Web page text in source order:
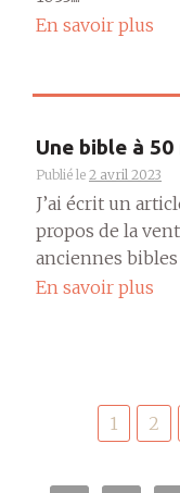
En savoir plus
Une bible à
Publié le 2 avril 2023
J’ai écrit un
propos de la
anciennes bibles
En savoir plus
Pagination
1 2